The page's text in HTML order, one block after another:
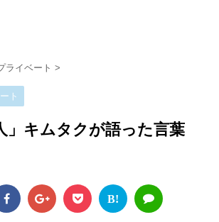
イベート >
ト
」キムタクが語った言葉
B!